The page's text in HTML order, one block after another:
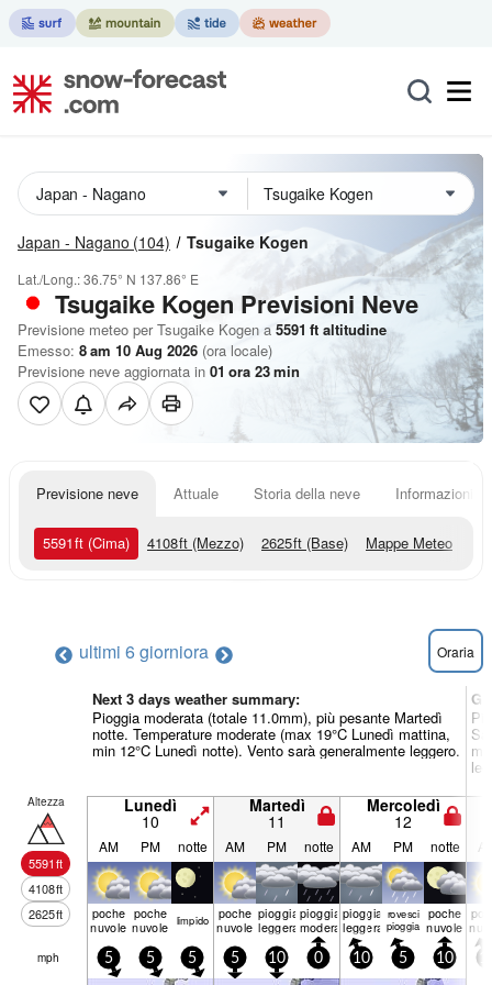
Japan - Nagano (104) Tsugaike Kogen
Lat./Long.:36.75° N 137.86° E
Tsugaike Kogen Previsioni Neve
Previsione meteo per Tsugaike Kogen a 5591 ft altitudine
Emesso: 8 am 10 Aug 2026 (ora locale)
Previsione neve aggiornata in 01 ora 23min
Previsione neve Attuale Storia della neve Informazioni
5591ft (Cima) 4108ft (Mezzo) 2625ft (Base) Mappe Meteo
ultimi 6 giorniora Oraria
Next 3 days weather summary:
Pioggia moderata (totale 11.0mm), più pesante Martedì
notte. Temperature moderate (max 19°C Lunedì mattina,
min 12°C Lunedì notte). Vento sarà generalmente leggero.
Altezza
5591ft
4108ft
2625ft
Lunedì
10
Martedì
11
Mercoledì
12
AM PM notte AM PM notte AM PM notte
poche
nuvole
poche
nuvole limp­ido poche
nuvole
pioggia
leggera
pioggia
moderata
pioggia
leggera
rovesci
pioggia
poche
nuvole
mph 5 5 5 5 10 0 10 5 10